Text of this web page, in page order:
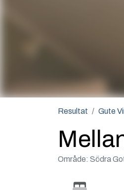
Resultat Gute
Område: Södra